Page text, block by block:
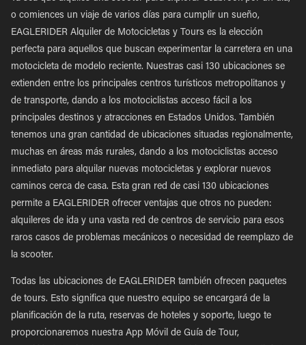
o comiences un viaje de varios días para cumplir un sueño,
EAGLERIDER Alquiler de Motocicletas y Tours es la elección
perfecta para aquellos que buscan experimentar la carretera en una
motocicleta de modelo reciente. Nuestras casi 130 ubicaciones se
extienden entre los principales centros turísticos metropolitanos y
de transporte, dando a los motociclistas acceso fácil a los
principales destinos y atracciones en Estados Unidos. También
tenemos una gran cantidad de ubicaciones situadas regionalmente,
muchas en áreas más rurales, dando a los motociclistas acceso
inmediato para alquilar nuevas motocicletas y explorar nuevos
caminos cerca de casa. Esta gran red de casi 130 ubicaciones
permite a EAGLERIDER ofrecer ventajas que otros no pueden:
alquileres de ida y una vasta red de centros de servicio para esos
raros casos de problemas mecánicos o necesidad de reemplazo de
la scooter.
Todas las ubicaciones de EAGLERIDER también ofrecen paquetes
de tours. Esto significa que nuestro equipo se encargará de la
planificación de la ruta, reservas de hoteles y soporte, luego te
proporcionaremos nuestra App Móvil de Guía de Tour,